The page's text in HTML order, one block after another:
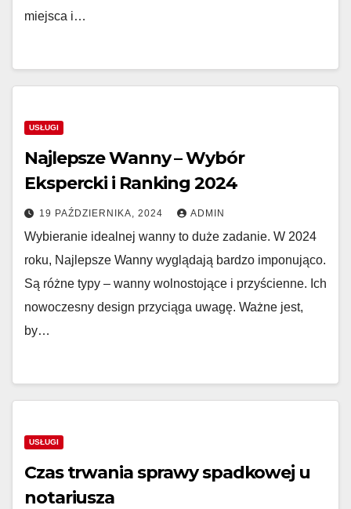
miejsca i…
USŁUGI
Najlepsze Wanny – Wybór
Ekspercki i Ranking 2024
19 PAŹDZIERNIKA, 2024 ADMIN
Wybieranie idealnej wanny to duże zadanie. W 2024
roku, Najlepsze Wanny wyglądają bardzo imponująco.
Są różne typy – wanny wolnostojące i przyścienne. Ich
nowoczesny design przyciąga uwagę. Ważne jest,
by…
USŁUGI
Czas trwania sprawy spadkowej u
notariusza